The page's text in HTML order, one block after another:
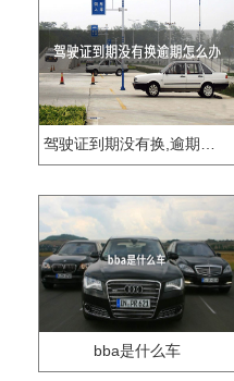
驾驶证到期没有换,逾期怎么办??
bba是什么车